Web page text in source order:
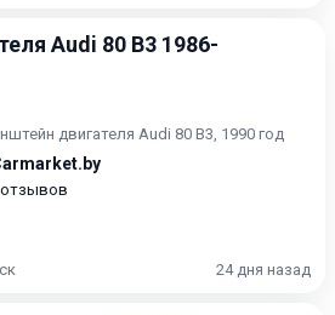
Audi 80 B3 1986-
двигателя Audi 80 B3, 1990 год
24 дня назад